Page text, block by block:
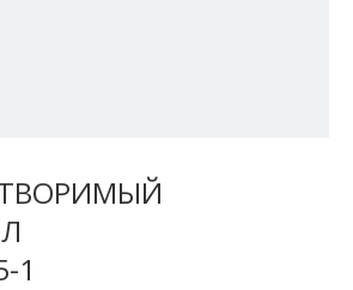
1